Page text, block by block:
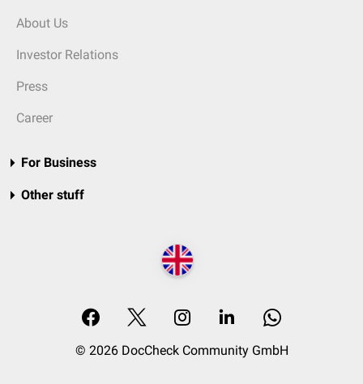
About Us
Investor Relations
Press
Career
For Business
Other stuff
© 2026 DocCheck Community GmbH